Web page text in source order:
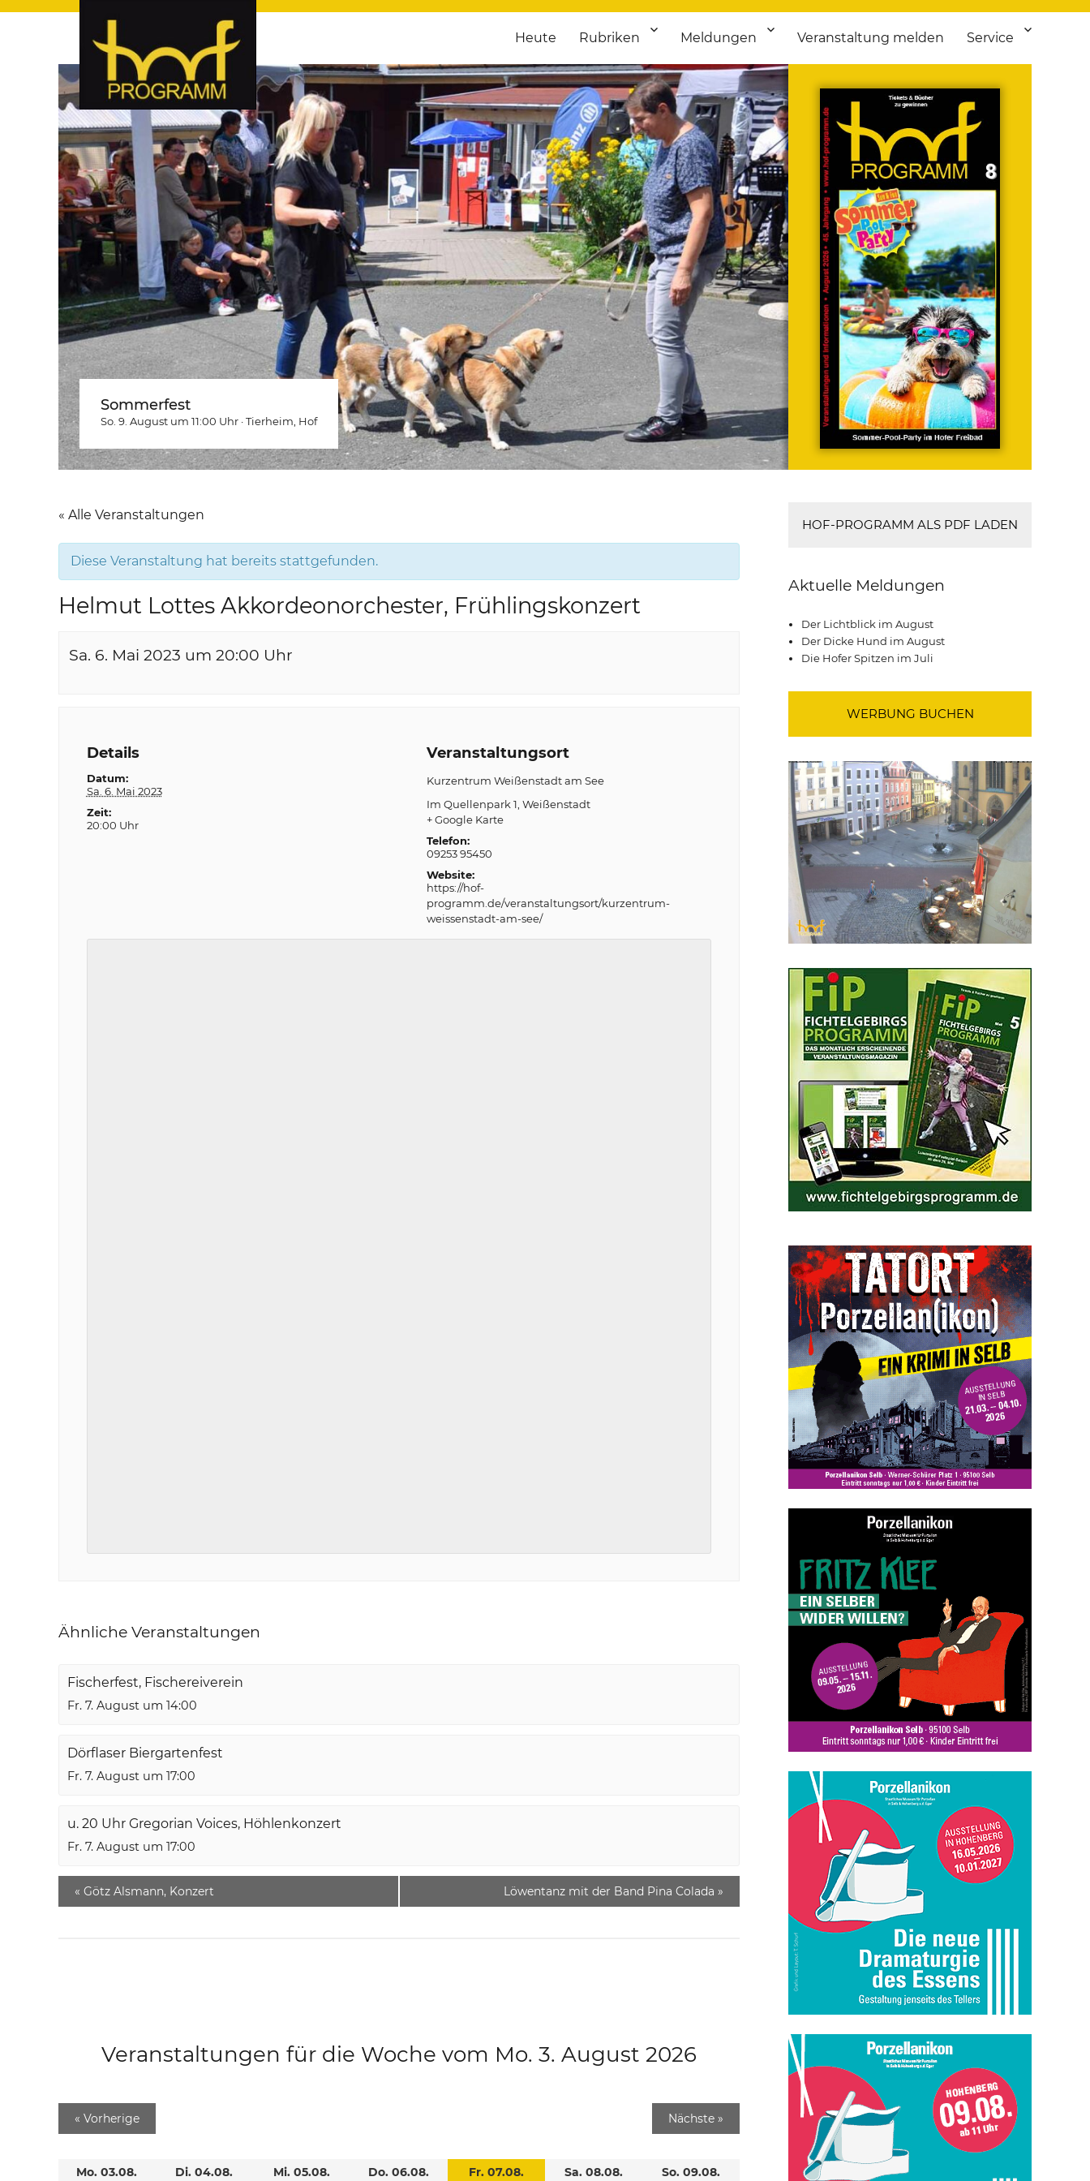
hof-programm – das Veranstaltungsportal für Hochfranken
hof-programm – das Veranstaltungsportal für Hof und Hochfranken. Täglich aktuelle Termine von Kultur bis Sport, von Theater bis Flohmarkt.
Heute Rubriken Meldungen Veranstaltung melden Service
Sommerfest
So. 9. August um 11:00 Uhr ·Tierheim , Hof
« Alle Veranstaltungen
Diese Veranstaltung hat bereits stattgefunden.
Helmut Lottes Akkordeonorchester, Frühlingskonzert
Sa. 6. Mai 2023 um 20:00 Uhr
Details
Datum:
Sa. 6. Mai 2023
Zeit:
20:00 Uhr
Veranstaltungsort
Kurzentrum Weißenstadt am See
Im Quellenpark 1 Weißenstadt
+ Google Karte
Telefon:
09253 95450
Website:
https://hof-
programm.de/veranstaltungsort/kurzentrum-
weissenstadt-am-see/
Ähnliche Veranstaltungen
Fischerfest, Fischereiverein
Fr. 7. August um 14:00
Dörflaser Biergartenfest
Fr. 7. August um 17:00
u. 20 Uhr Gregorian Voices, Höhlenkonzert
Fr. 7. August um 17:00
« Götz Alsmann, Konzert Löwentanz mit der Band Pina Colada »
Veranstaltungen für die Woche vom Mo. 3. August 2026
« Vorherige Nächste »
Mo. 03.08. Di. 04.08. Mi. 05.08. Do. 06.08. Fr. 07.08. Sa. 08.08. So. 09.08.
HOF-PROGRAMM ALS PDF LADEN
Aktuelle Meldungen
Der Lichtblick im August
Der Dicke Hund im August
Die Hofer Spitzen im Juli
WERBUNG BUCHEN